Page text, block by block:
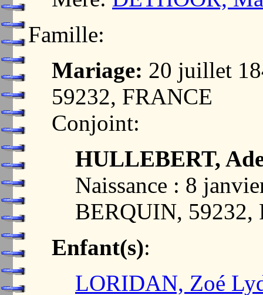
Famille:
Mariage: 20 juillet
59232, FRANCE
Conjoint:
HULLEBERT,
Naissance : 8
BERQUIN, 59232,
Enfant(s):
LORIDAN, Zoé